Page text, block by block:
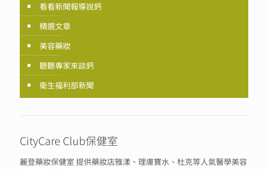
看看新聞報導說鈣
精選文章
美容藥妝
聽聽專家來談鈣
衛生福利部新聞
CityCare Club保健室
麗登藥妝保健室 提供藥妝店雅漾、理膚寶水、杜克等人氣醫學美容